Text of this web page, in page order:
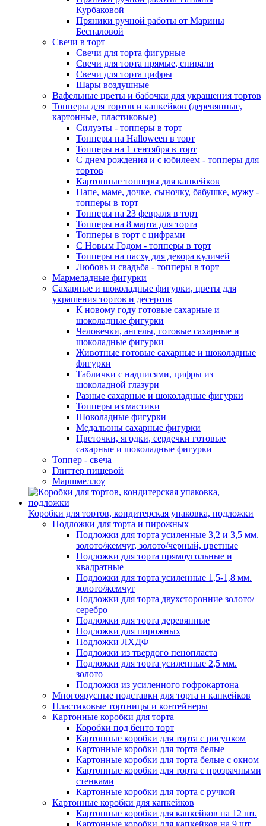
Курбаковой
Пряники ручной работы от Марины
Беспаловой
Свечи в торт
Свечи для торта фигурные
Свечи для торта прямые, спирали
Свечи для торта цифры
Шары воздушные
Вафельные цветы и бабочки для украшения тортов
Топперы для тортов и капкейков (деревянные,
картонные, пластиковые)
Силуэты - топперы в торт
Топперы на Halloween в торт
Топперы на 1 сентября в торт
С днем рождения и с юбилеем - топперы для
тортов
Картонные топперы для капкейков
Папе, маме, дочке, сыночку, бабушке, мужу -
топперы в торт
Топперы на 23 февраля в торт
Топперы на 8 марта для торта
Топперы в торт с цифрами
С Новым Годом - топперы в торт
Топперы на пасху для декора куличей
Любовь и свадьба - топперы в торт
Мармеладные фигурки
Сахарные и шоколадные фигурки, цветы для
украшения тортов и десертов
К новому году готовые сахарные и
шоколадные фигурки
Человечки, ангелы, готовые сахарные и
шоколадные фигурки
Животные готовые сахарные и шоколадные
фигурки
Таблички с надписями, цифры из
шоколадной глазури
Разные сахарные и шоколадные фигурки
Топперы из мастики
Шоколадные фигурки
Медальоны сахарные фигурки
Цветочки, ягодки, сердечки готовые
сахарные и шоколадные фигурки
Топпер - свеча
Глиттер пищевой
Маршмеллоу
Коробки для тортов, кондитерская упаковка, подложки
Подложки для торта и пирожных
Подложки для торта усиленные 3,2 и 3,5 мм.
золото/жемчуг, золото/черный, цветные
Подложки для торта прямоугольные и
квадратные
Подложки для торта усиленные 1,5-1,8 мм.
золото/жемчуг
Подложки для торта двухсторонние золото/
серебро
Подложки для торта деревянные
Подложки для пирожных
Подложки ЛХДФ
Подложки из твердого пенопласта
Подложки для торта усиленные 2,5 мм.
золото
Подложки из усиленного гофрокартона
Многоярусные подставки для торта и капкейков
Пластиковые тортницы и контейнеры
Картонные коробки для торта
Коробки под бенто торт
Картонные коробки для торта с рисунком
Картонные коробки для торта белые
Картонные коробки для торта белые с окном
Картонные коробки для торта с прозрачными
стенками
Картонные коробки для торта с ручкой
Картонные коробки для капкейков
Картонные коробки для капкейков на 12 шт.
Картонные коробки для капкейков на 9 шт.